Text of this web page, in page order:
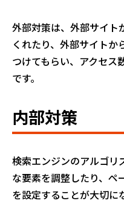
外部対策は、外部サイト
くれたり、外部サイトか
つけてもらい、アクセス
です。
内部対策
検索エンジンのアルゴリ
な要素を調整したり、ペ
を設定することが大切に